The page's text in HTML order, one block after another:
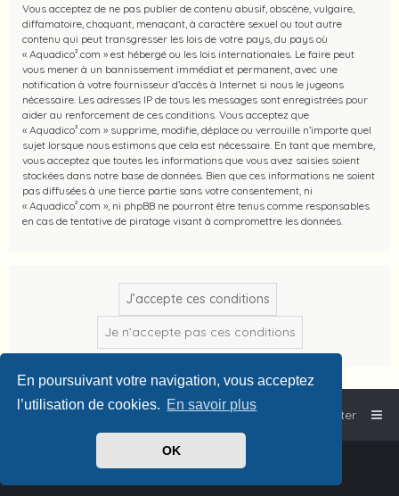
En poursuivant votre navigation, vous acceptez
l’utilisation de cookies. En savoir plus
OK
Vous acceptez de ne pas publier de contenu abusif, obscène, vulgaire,
diffamatoire, choquant, menaçant, à caractère sexuel ou tout autre
contenu qui peut transgresser les lois de votre pays, du pays où
« Aquadico².com » est hébergé ou les lois internationales. Le faire peut
vous mener à un bannissement immédiat et permanent, avec une
notification à votre fournisseur d’accès à Internet si nous le jugeons
nécessaire. Les adresses IP de tous les messages sont enregistrées pour
aider au renforcement de ces conditions. Vous acceptez que
« Aquadico².com » supprime, modifie, déplace ou verrouille n’importe quel
sujet lorsque nous estimons que cela est nécessaire. En tant que membre,
vous acceptez que toutes les informations que vous avez saisies soient
stockées dans notre base de données. Bien que ces informations ne soient
pas diffusées à une tierce partie sans votre consentement, ni
« Aquadico².com », ni phpBB ne pourront être tenus comme responsables
en cas de tentative de piratage visant à compromettre les données.
Accueil Plouf! Nous contacter
phpBB